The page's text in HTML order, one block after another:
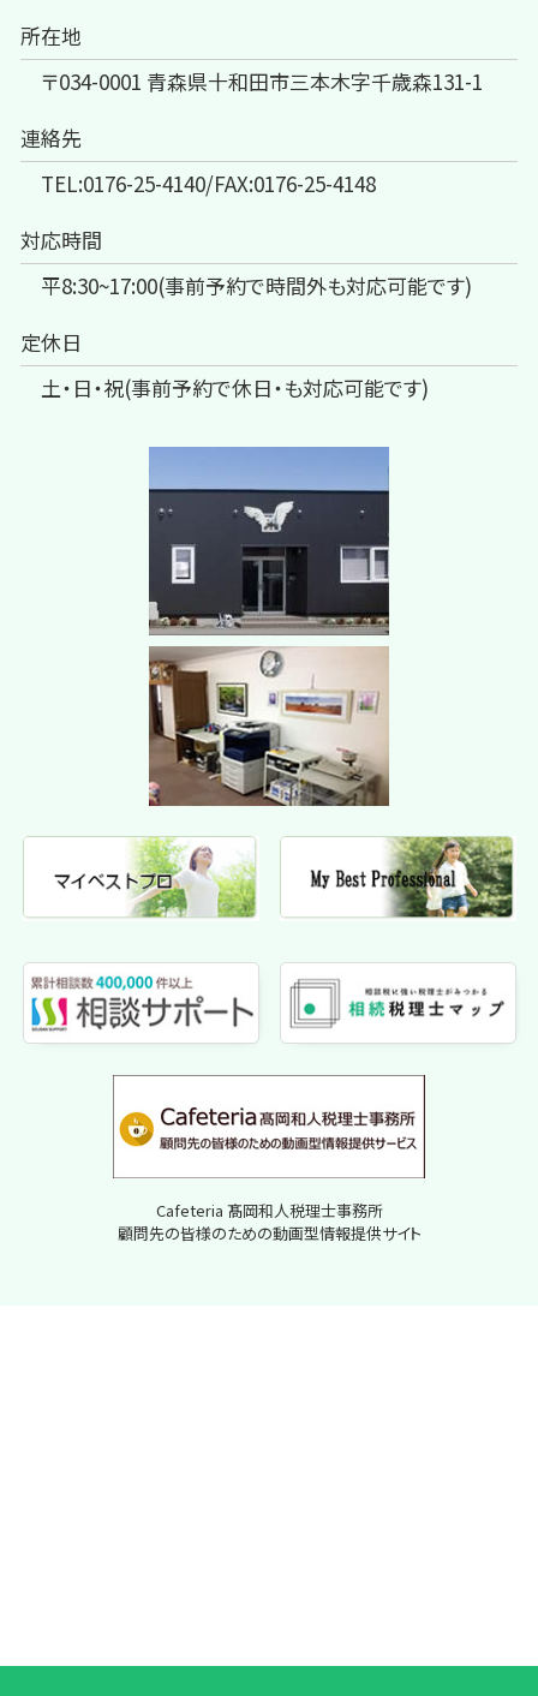
所在地
〒034-0001 青森県十和田市三本木字千歳森131-1
連絡先
TEL:0176-25-4140/FAX:0176-25-4148
対応時間
平8:30~17:00(事前予約で時間外も対応可能です)
定休日
土・日・祝(事前予約で休日・も対応可能です)
Cafeteria 髙岡和人税理士事務所
顧問先の皆様のための動画型情報提供サイト